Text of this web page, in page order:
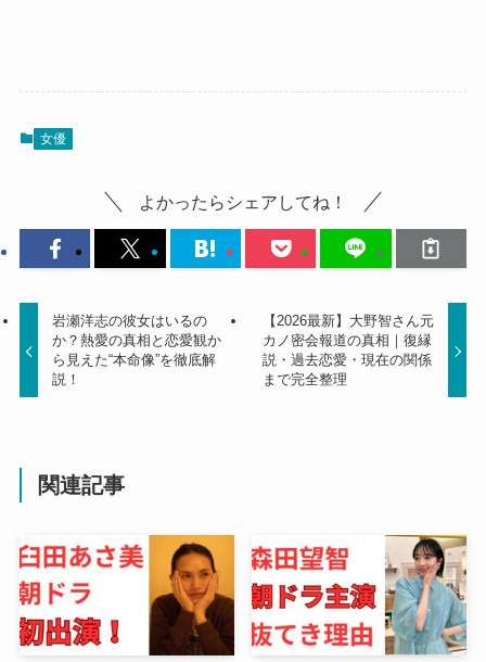
女優
よかったらシェアしてね！
岩瀬洋志の彼女はいるの
か？熱愛の真相と恋愛観か
ら見えた“本命像”を徹底解
説！
【2026最新】大野智さん元
カノ密会報道の真相｜復縁
説・過去恋愛・現在の関係
まで完全整理
関連記事